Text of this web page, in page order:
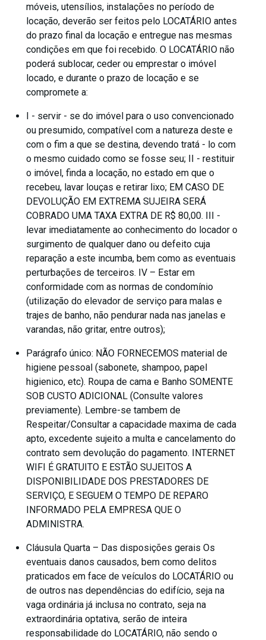
móveis, utensílios, instalações no período de
locação, deverão ser feitos pelo LOCATÁRIO antes
do prazo final da locação e entregue nas mesmas
condições em que foi recebido. O LOCATÁRIO não
poderá sublocar, ceder ou emprestar o imóvel
locado, e durante o prazo de locação e se
compromete a:
I - servir - se do imóvel para o uso convencionado
ou presumido, compatível com a natureza deste e
com o fim a que se destina, devendo tratá - lo com
o mesmo cuidado como se fosse seu; II - restituir
o imóvel, finda a locação, no estado em que o
recebeu, lavar louças e retirar lixo; EM CASO DE
DEVOLUÇÃO EM EXTREMA SUJEIRA SERÁ
COBRADO UMA TAXA EXTRA DE R$ 80,00. III -
levar imediatamente ao conhecimento do locador o
surgimento de qualquer dano ou defeito cuja
reparação a este incumba, bem como as eventuais
perturbações de terceiros. IV – Estar em
conformidade com as normas de condomínio
(utilização do elevador de serviço para malas e
trajes de banho, não pendurar nada nas janelas e
varandas, não gritar, entre outros);
Parágrafo único: NÃO FORNECEMOS material de
higiene pessoal (sabonete, shampoo, papel
higienico, etc). Roupa de cama e Banho SOMENTE
SOB CUSTO ADICIONAL (Consulte valores
previamente). Lembre-se tambem de
Respeitar/Consultar a capacidade maxima de cada
apto, excedente sujeito a multa e cancelamento do
contrato sem devolução do pagamento. INTERNET
WIFI É GRATUITO E ESTÃO SUJEITOS A
DISPONIBILIDADE DOS PRESTADORES DE
SERVIÇO, E SEGUEM O TEMPO DE REPARO
INFORMADO PELA EMPRESA QUE O
ADMINISTRA.
Cláusula Quarta – Das disposições gerais Os
eventuais danos causados, bem como delitos
praticados em face de veículos do LOCATÁRIO ou
de outros nas dependências do edifício, seja na
vaga ordinária já inclusa no contrato, seja na
extraordinária optativa, serão de inteira
responsabilidade do LOCATÁRIO, não sendo o